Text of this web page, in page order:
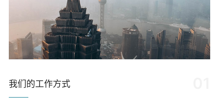
我们的工作方式